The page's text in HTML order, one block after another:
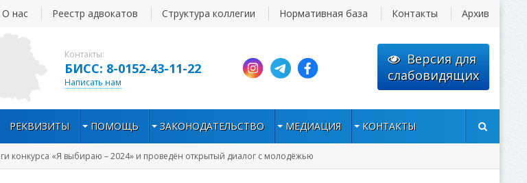
Контакты:
БИСС: 8-0152-43-11-22
Написать нам
Версия для
слабовидящих
О нас Реестр адвокатов Структура коллегии Нормативная база Контакты Архив
РЕКВИЗИТЫ ПОМОЩЬ ЗАКОНОДАТЕЛЬСТВО МЕДИАЦИЯ КОНТАКТЫ
конкурса «Я выбираю – 2024» и проведён открытый диалог с молодёжью